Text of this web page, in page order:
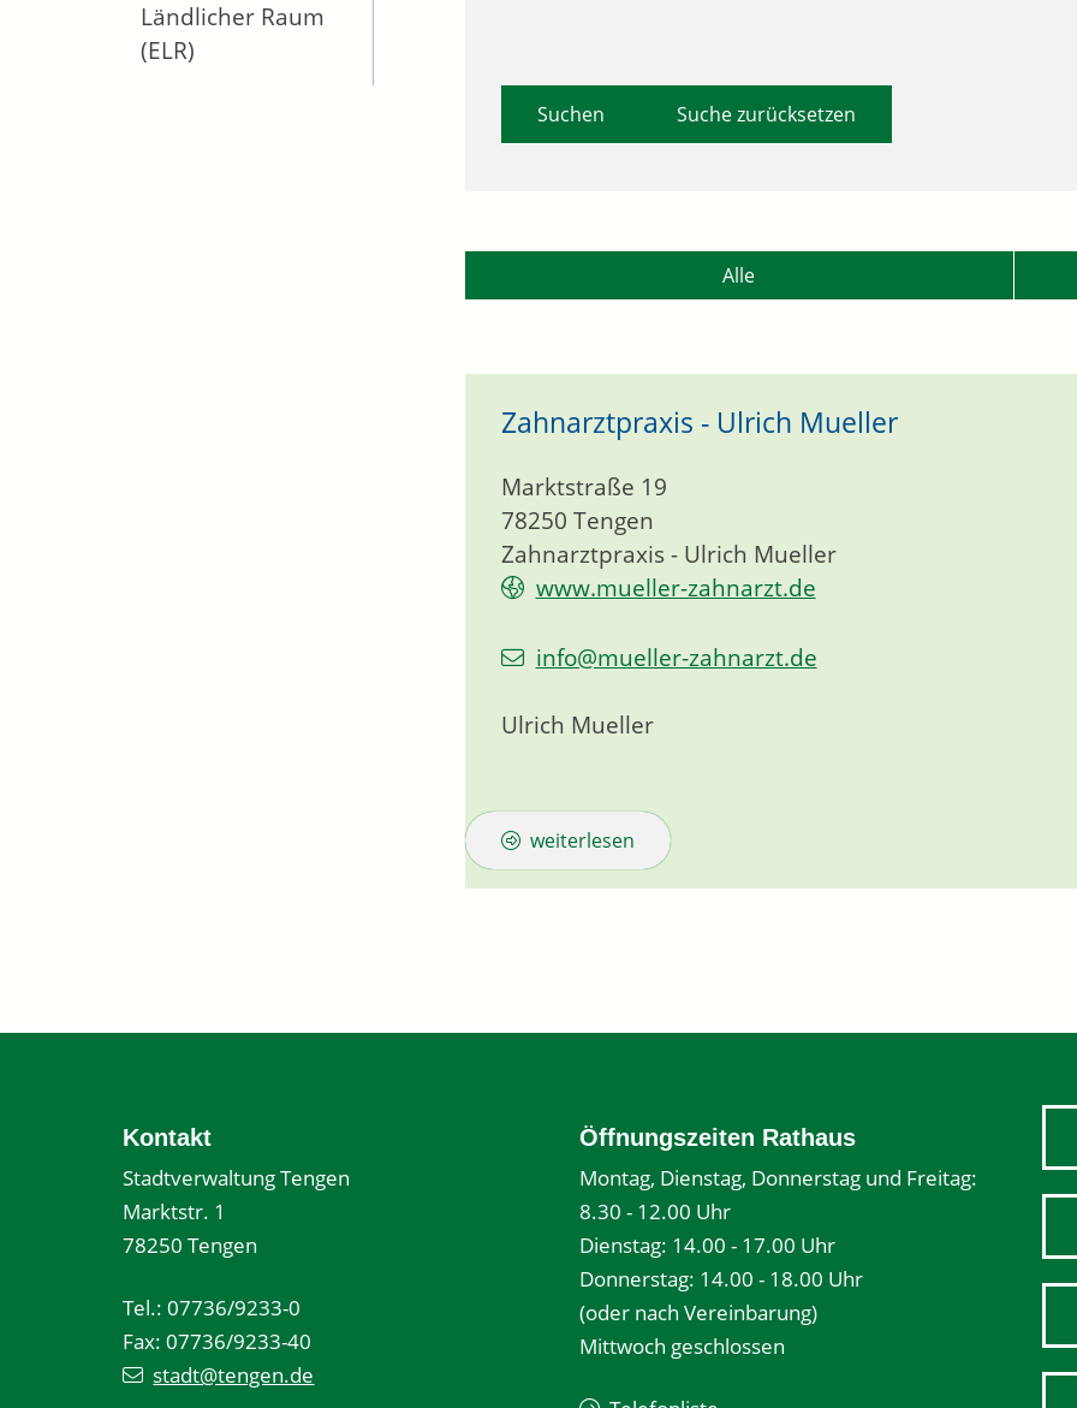
Ländlicher Raum
(ELR)
Suche zurücksetzen
Alle
Zahnarztpraxis - Ulrich Mueller
Zahnarztpraxis - Ulrich Mueller
Marktstraße 19
78250 Tengen
www.mueller-zahnarzt.de
info@mueller-zahnarzt.de
Ulrich Mueller
weiterlesen
Kontakt
Stadtverwaltung Tengen
Marktstr. 1
78250 Tengen
Tel.: 07736/9233-0
Fax: 07736/9233-40
stadt@tengen.de
Öffnungszeiten Rathaus
Montag, Dienstag, Donnerstag und Freitag:
8.30 - 12.00 Uhr
Dienstag: 14.00 - 17.00 Uhr
Donnerstag: 14.00 - 18.00 Uhr
(oder nach Vereinbarung)
Mittwoch geschlossen